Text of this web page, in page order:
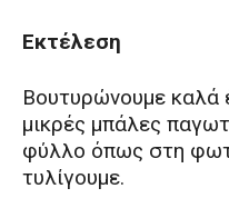
Εκτέλεση
Βουτυρώνουμε καλά
μικρές μπάλες
φύλλο όπως στη
τυλίγουμε.